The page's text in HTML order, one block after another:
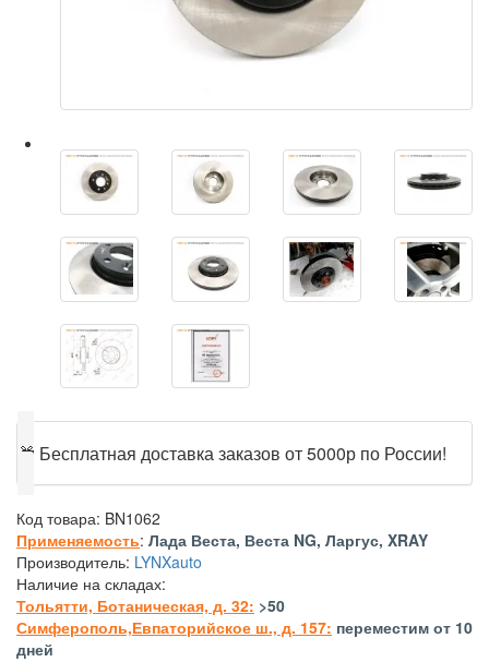
🎁 Бесплатная доставка заказов от 5000р по России!
Код товара: BN1062
Применяемость: Лада Веста, Веста NG, Ларгус, XRAY
Производитель: LYNXauto
Наличие на складах:
Тольятти, Ботаническая, д. 32: >50
Симферополь,Евпаторийское ш., д. 157: переместим от 10
дней